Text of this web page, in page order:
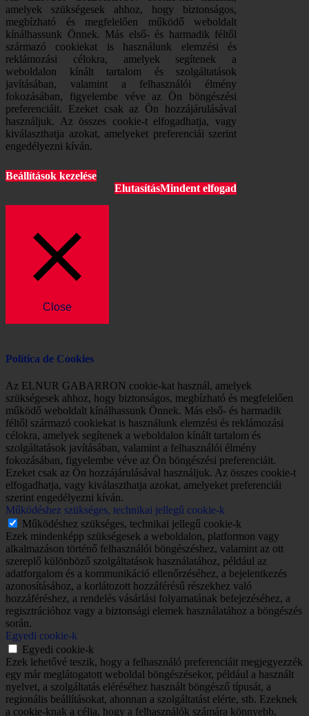
amelyek szükségesek ahhoz, hogy biztonságos,
megbízható és megfelelően működő weboldalt
kínálhassunk Önnek. Más első- és harmadik féltől
származó cookiekat is használunk elemzési és
reklámozási célokra, amelyek segítenek a
weboldalon kínált tartalom és szolgáltatások
javításában, valamint a felhasználói élmény
fokozásában, figyelembe véve az Ön böngészési
preferenciáit. Ezeket csak az Ön hozzájárulásával
használjuk. Az összes cookie-t elfogadhatja, vagy
kiválaszthatja azokat, amelyeket preferenciái szerint
engedélyezni kíván.
Beállítások kezelése
ElutasításMindent elfogad
Close
Política de Cookies
Az ELNUR GABARRON cookie-kat használ, amelyek
szükségesek ahhoz, hogy biztonságos, megbízható és megfelelően
működő weboldalt kínálhassunk Önnek. Más első- és harmadik
féltől származó cookiekat is használunk elemzési és reklámozási
célokra, amelyek segítenek a weboldalon kínált tartalom és
szolgáltatások javításában, valamint a felhasználói élmény
fokozásában, figyelembe véve az Ön böngészési preferenciáit.
Ezeket csak az Ön hozzájárulásával használjuk. Az összes cookie-t
elfogadhatja, vagy kiválaszthatja azokat, amelyeket preferenciái
szerint engedélyezni kíván.
Működéshez szükséges, technikai jellegű cookie-k
Működéshez szükséges, technikai jellegű cookie-k
Ezek mindenképp szükségesek a weboldalon, platformon vagy
alkalmazáson történő felhasználói böngészéshez, valamint az ott
szereplő különböző szolgáltatások használatához, például az
adatforgalom és a kommunikáció ellenőrzéséhez, a bejelentkezés
azonosításához, a korlátozott hozzáférésű részekhez való
hozzáféréshez, a rendelés vásárlási folyamatának befejezéséhez, a
regisztrációhoz vagy a biztonsági elemek használatához a böngészés
során.
Egyedi cookie-k
Egyedi cookie-k
Ezek lehetővé teszik, hogy a felhasználó preferenciáit megjegyezzék
egy már meglátogatott weboldal böngészésekor, például a használt
nyelvet, a szolgáltatás eléréséhez használt böngésző típusát, a
regionális beállításokat, ahonnan a szolgáltatást elérte, stb. Ezeknek
a cookie-knak a célja, hogy a felhasználók számára könnyebb,